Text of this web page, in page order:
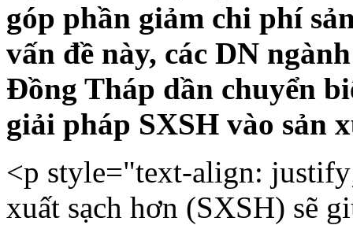
góp phần giảm chi phí
vấn đề này, các DN
Đồng Tháp dần chuyển
giải pháp SXSH vào
<p style="text-align:
xuất sạch hơn (SXSH) sẽ